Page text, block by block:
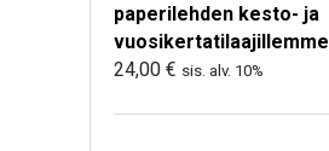
paperilehden kesto- ja
vuosikertatilaajillemme
24,00 € sis. alv. 10%